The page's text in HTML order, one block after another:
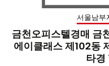
서울남부
금천오피스텔경매 금
에이클래스 제102
타경